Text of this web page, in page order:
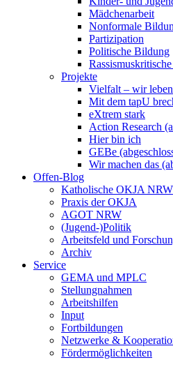
Mädchenarbeit
Nonformale
Partizipation
Politische Bildung
Projekte
Vielfalt – wir
Mit dem tapU
eXtrem stark
Action Research
Hier bin ich
GEBe
Wir machen das
Offen-Blog
Katholische OKJA NRW
Praxis der OKJA
AGOT NRW
(Jugend-)Politik
Arbeitsfeld und
Archiv
Service
GEMA und MPLC
Stellungnahmen
Arbeitshilfen
Input
Fortbildungen
Netzwerke &
Fördermöglichkeiten